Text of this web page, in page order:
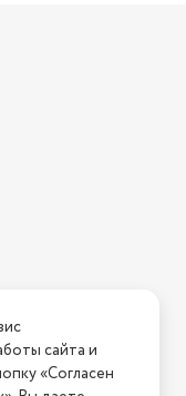
нам
сайта и
«Согласен